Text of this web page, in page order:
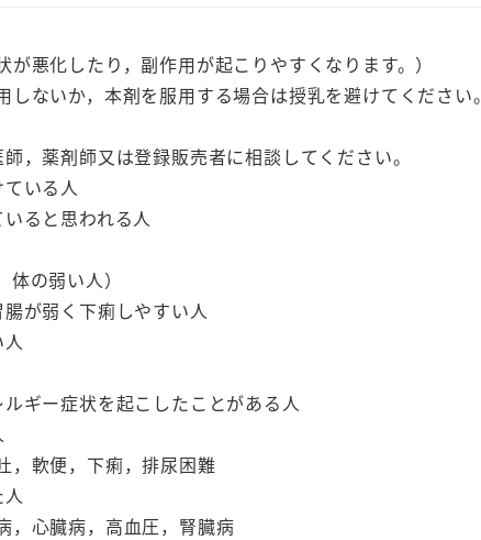
が悪化したり，副作用が起こりやすくなります。）
しないか，本剤を服用する場合は授乳を避けてください。
，薬剤師又は登録販売者に相談してください。
ている人
ると思われる人
体の弱い人）
腸が弱く下痢しやすい人
ルギー症状を起こしたことがある人
，軟便，下痢，排尿困難
，心臓病，高血圧，腎臓病